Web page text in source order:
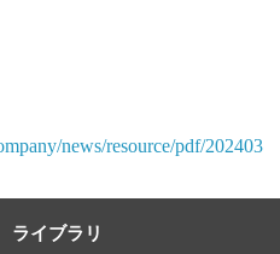
news/resource/pdf/202403
ライブラリ